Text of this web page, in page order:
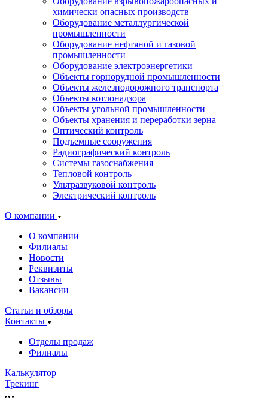
химически опасных производств
Оборудование металлургической
промышленности
Оборудование нефтяной и газовой
промышленности
Оборудование электроэнергетики
Объекты горнорудной промышленности
Объекты железнодорожного транспорта
Объекты котлонадзора
Объекты угольной промышленности
Объекты хранения и переработки зерна
Оптический контроль
Подъемные сооружения
Радиографический контроль
Системы газоснабжения
Тепловой контроль
Ультразвуковой контроль
Электрический контроль
О компании
О компании
Филиалы
Новости
Реквизиты
Отзывы
Вакансии
Статьи и обзоры
Контакты
Отделы продаж
Филиалы
Калькулятор
Трекинг